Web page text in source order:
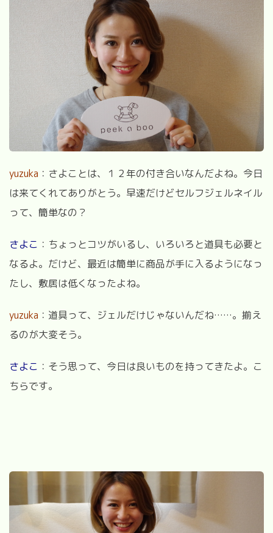
yuzuka ：さよことは、１２年の付き合いなんだよね。今日
は来てくれてありがとう。早速だけどセルフジェルネイル
って、簡単なの？
さよこ ：ちょっとコツがいるし、いろいろと道具も必要と
なるよ。だけど、最近は簡単に商品が手に入るようになっ
たし、敷居は低くなったよね。
yuzuka ：道具って、ジェルだけじゃないんだね……。揃え
るのが大変そう。
さよこ ：そう思って、今日は良いものを持ってきたよ。こ
ちらです。